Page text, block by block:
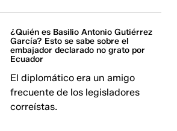
¿Quién es Basilio Antonio Gutiérrez
García? Esto se sabe sobre el
embajador declarado no grato por
Ecuador
El diplomático era un amigo
frecuente de los legisladores
correístas.